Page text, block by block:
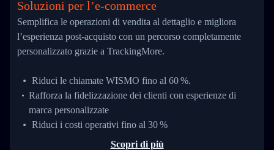
Soluzioni per l’e‑commerce
Semplifica le operazioni di vendita al dettaglio e migliora
l’esperienza post-acquisto con un percorso completamente
personalizzato grazie a TrackingMore.
Riduci le chiamate WISMO fino al 60 %.
Rafforza la fidelizzazione dei clienti con esperienze di
marca personalizzate
Riduci i costi operativi fino al 30 %
Scopri di più